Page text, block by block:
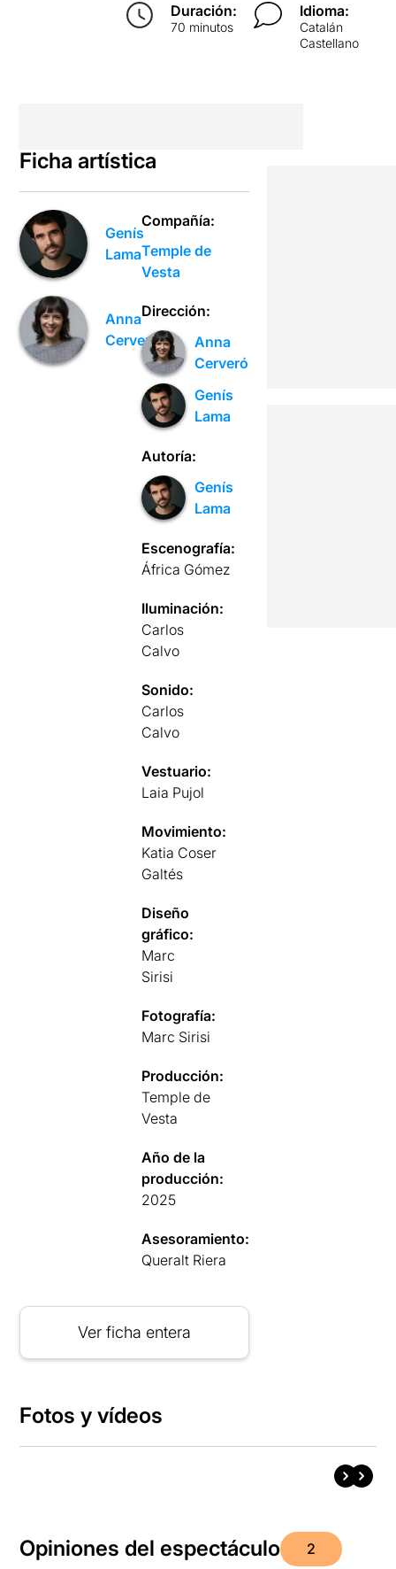
Duración:
70 minutos
Idioma:
Catalán
Castellano
Ficha artística
Genís
Lama
Anna
Cerveró
Compañía:
Temple de
Vesta
Dirección:
Anna
Cerveró
Genís
Lama
Autoría:
Genís
Lama
Escenografía:
África Gómez
Iluminación:
Carlos
Calvo
Sonido:
Carlos
Calvo
Vestuario:
Laia Pujol
Movimiento:
Katia Coser
Galtés
Diseño
gráfico:
Marc
Sirisi
Fotografía:
Marc Sirisi
Producción:
Temple de
Vesta
Año de la
producción:
2025
Asesoramiento:
Queralt Riera
Ver ficha entera
Fotos y vídeos
Opiniones del espectáculo 2